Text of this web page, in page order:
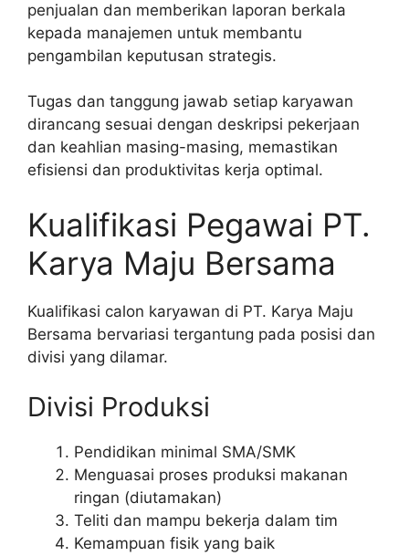
penjualan dan memberikan laporan berkala
kepada manajemen untuk membantu
pengambilan keputusan strategis.
Tugas dan tanggung jawab setiap karyawan
dirancang sesuai dengan deskripsi pekerjaan
dan keahlian masing-masing, memastikan
efisiensi dan produktivitas kerja optimal.
Kualifikasi Pegawai PT.
Karya Maju Bersama
Kualifikasi calon karyawan di PT. Karya Maju
Bersama bervariasi tergantung pada posisi dan
divisi yang dilamar.
Divisi Produksi
Pendidikan minimal SMA/SMK
Menguasai proses produksi makanan
ringan (diutamakan)
Teliti dan mampu bekerja dalam tim
Kemampuan fisik yang baik